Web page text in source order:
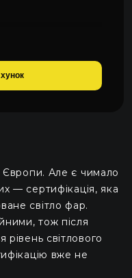
Європи. Але є чимало
— сертифікація, яка
світло фар.
тож після
світлового
вже не